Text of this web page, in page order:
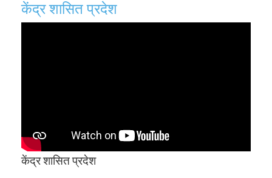
केंद्र शासित प्रदेश
केंद्र शासित प्रदेश